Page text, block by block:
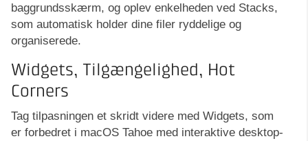
baggrundsskærm, og oplev enkelheden ved Stacks,
som automatisk holder dine filer ryddelige og
organiserede.
Widgets, Tilgængelighed, Hot
Corners
Tag tilpasningen et skridt videre med Widgets, som
er forbedret i macOS Tahoe med interaktive desktop-